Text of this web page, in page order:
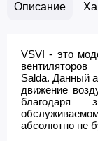
Описание
VSVI - это
Salda. Данный
движение
благодаря
абсолютно не